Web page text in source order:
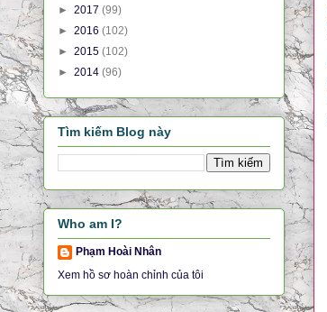
► 2017 (99)
► 2016 (102)
► 2015 (102)
► 2014 (96)
Tìm kiếm Blog này
Who am I?
Phạm Hoài Nhân
Xem hồ sơ hoàn chỉnh của tôi